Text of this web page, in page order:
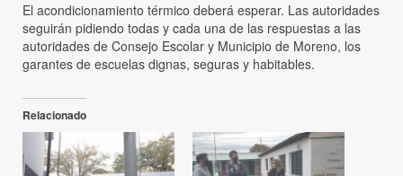
El acondicionamiento térmico deberá esperar. Las autoridades
seguirán pidiendo todas y cada una de las respuestas a las
autoridades de Consejo Escolar y Municipio de Moreno, los
garantes de escuelas dignas, seguras y habitables.
Relacionado